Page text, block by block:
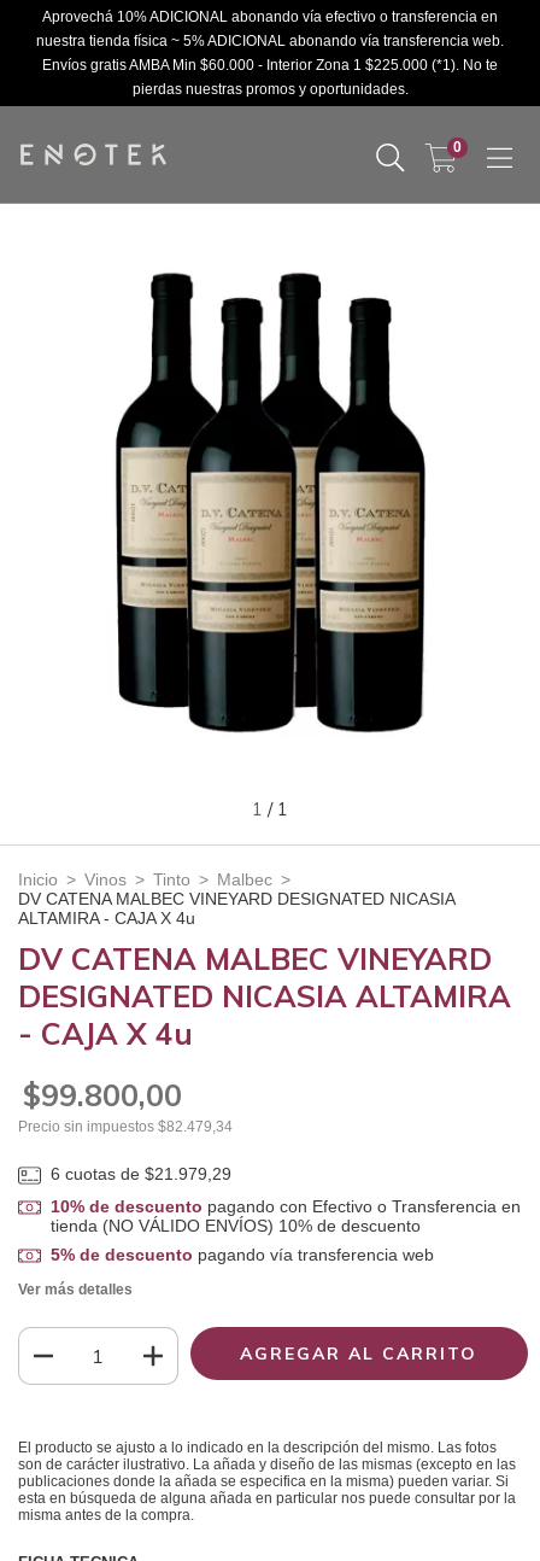
Aprovechá 10% ADICIONAL abonando vía efectivo o transferencia en
nuestra tienda física ~ 5% ADICIONAL abonando vía transferencia web.
Envíos gratis AMBA Min $60.000 - Interior Zona 1 $225.000 (*1). No te
pierdas nuestras promos y oportunidades.
0
1 / 1
Inicio > Vinos > Tinto > Malbec >
DV CATENA MALBEC VINEYARD DESIGNATED NICASIA
ALTAMIRA - CAJA X 4u
DV CATENA MALBEC VINEYARD
DESIGNATED NICASIA ALTAMIRA
- CAJA X 4u
$99.800,00
Precio sin impuestos $82.479,34
6 cuotas de $21.979,29
10% de descuento pagando con Efectivo o Transferencia en
tienda (NO VÁLIDO ENVÍOS) 10% de descuento
5% de descuento pagando vía transferencia web
Ver más detalles
El producto se ajusto a lo indicado en la descripción del mismo. Las fotos
son de carácter ilustrativo. La añada y diseño de las mismas (excepto en las
publicaciones donde la añada se especifica en la misma) pueden variar. Si
esta en búsqueda de alguna añada en particular nos puede consultar por la
misma antes de la compra.